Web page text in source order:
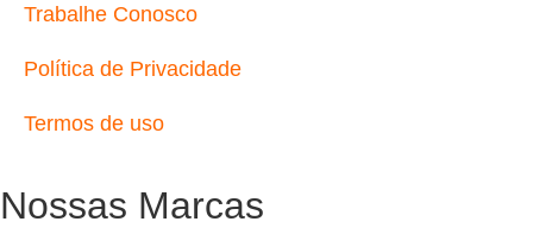
Trabalhe Conosco
Política de Privacidade
Termos de uso
Nossas Marcas